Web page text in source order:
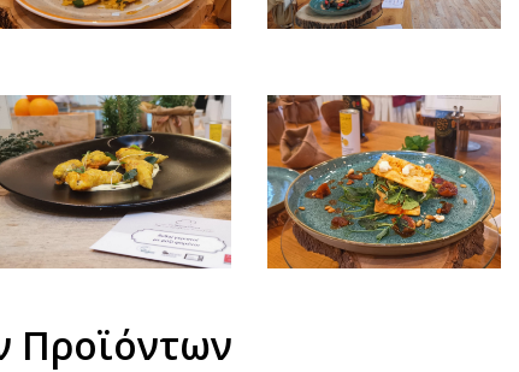
Προϊόντων